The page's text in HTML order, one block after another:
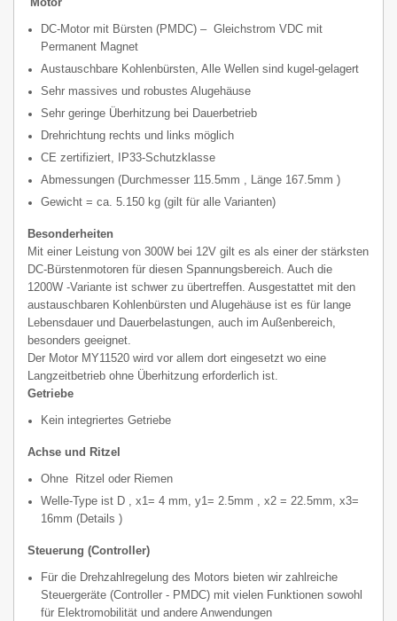
DC-Motor mit Bürsten (PMDC) – Gleichstrom VDC mit
Permanent Magnet
Austauschbare Kohlenbürsten, Alle Wellen sind kugel-gelagert
Sehr massives und robustes Alugehäuse
Sehr geringe Überhitzung bei Dauerbetrieb
Drehrichtung rechts und links möglich
CE zertifiziert, IP33-Schutzklasse
Abmessungen (Durchmesser 115.5mm , Länge 167.5mm )
Gewicht = ca. 5.150 kg (gilt für alle Varianten)
Besonderheiten
Mit einer Leistung von 300W bei 12V gilt es als einer der stärksten
DC-Bürstenmotoren für diesen Spannungsbereich. Auch die
1200W -Variante ist schwer zu übertreffen. Ausgestattet mit den
austauschbaren Kohlenbürsten und Alugehäuse ist es für lange
Lebensdauer und Dauerbelastungen, auch im Außenbereich,
besonders geeignet.
Der Motor MY11520 wird vor allem dort eingesetzt wo eine
Langzeitbetrieb ohne Überhitzung erforderlich ist.
Getriebe
Kein integriertes Getriebe
Achse und Ritzel
Ohne Ritzel oder Riemen
Welle-Type ist D , x1= 4 mm, y1= 2.5mm , x2 = 22.5mm, x3=
16mm (Details )
Steuerung (Controller)
Für die Drehzahlregelung des Motors bieten wir zahlreiche
Steuergeräte (Controller - PMDC) mit vielen Funktionen sowohl
für Elektromobilität und andere Anwendungen